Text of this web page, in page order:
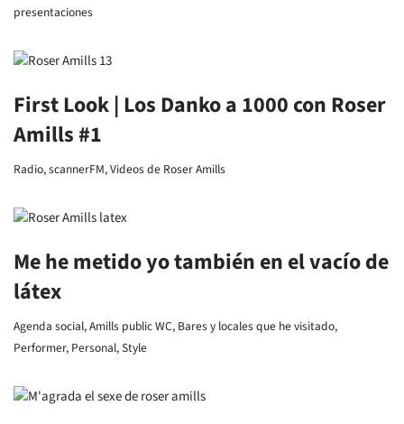
presentaciones
First Look | Los Danko a 1000 con Roser
Amills #1
Radio,scannerFM,Videos de Roser Amills
Me he metido yo también en el vacío de
látex
Agenda social,Amills public WC, Bares y locales que he visitado,
Performer, Personal,Style